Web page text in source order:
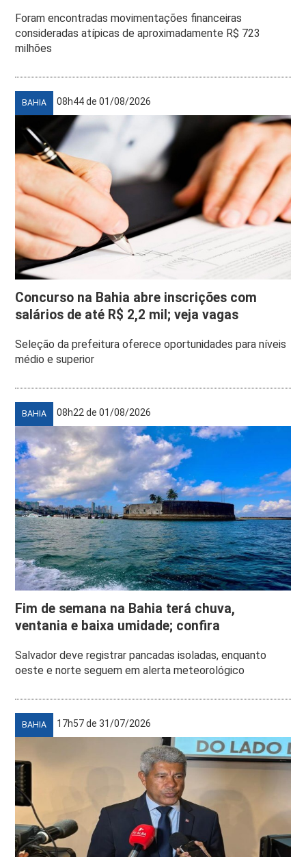
Foram encontradas movimentações financeiras
consideradas atípicas de aproximadamente R$ 723
milhões
BAHIA 08h44 de 01/08/2026
Concurso na Bahia abre inscrições com
salários de até R$ 2,2 mil; veja vagas
Seleção da prefeitura oferece oportunidades para níveis
médio e superior
BAHIA 08h22 de 01/08/2026
Fim de semana na Bahia terá chuva,
ventania e baixa umidade; confira
Salvador deve registrar pancadas isoladas, enquanto
oeste e norte seguem em alerta meteorológico
BAHIA 17h57 de 31/07/2026